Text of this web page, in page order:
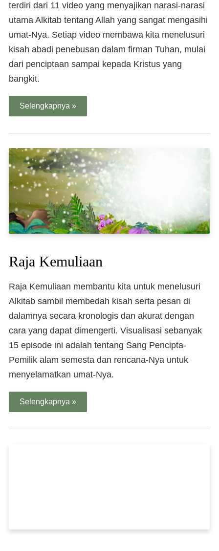
terdiri dari 11 video yang menyajikan narasi-narasi
utama Alkitab tentang Allah yang sangat mengasihi
umat-Nya. Setiap video membawa kita menelusuri
kisah abadi penebusan dalam firman Tuhan, mulai
dari penciptaan sampai kepada Kristus yang
bangkit.
Selengkapnya »
Raja Kemuliaan
Raja Kemuliaan membantu kita untuk menelusuri
Alkitab sambil membedah kisah serta pesan di
dalamnya secara kronologis dan akurat dengan
cara yang dapat dimengerti. Visualisasi sebanyak
15 episode ini adalah tentang Sang Pencipta-
Pemilik alam semesta dan rencana-Nya untuk
menyelamatkan umat-Nya.
Selengkapnya »